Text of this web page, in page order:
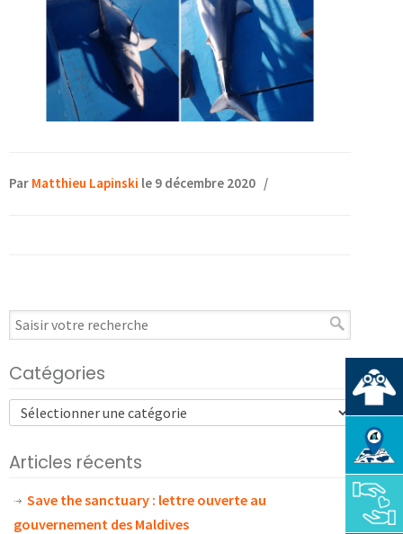
Par Matthieu Lapinski le 9 décembre 2020 /
Catégories
Articles récents
Save the sanctuary : lettre ouverte au
gouvernement des Maldives